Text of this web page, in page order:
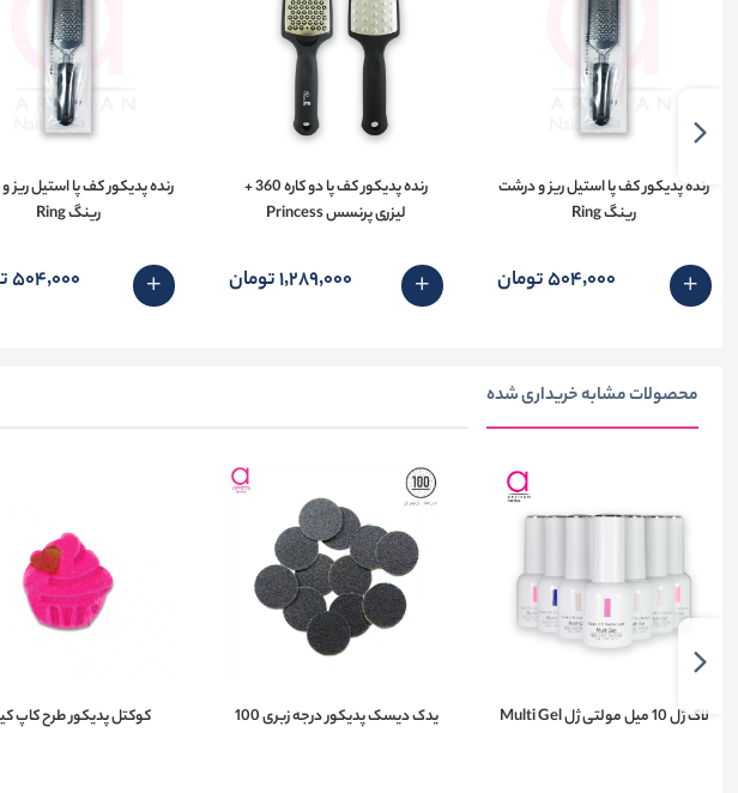
رنده پدیکور کف پا استیل ریز و درشت
رینگ Ring
504٬000 تومان
رنده پدیکور کف پا دو کاره 360 +
لیزری پرنسس Princess
1٬289٬000 تومان
رنده پدیکور کف پا استیل
رینگ Ring
504٬000 تومان
محصولات مشابه خریداری شده
لاک ژل 10 میل مولتی ژل Multi Gel یدک دیسک پدیکور درجه زبری 100 کوکتل پدیکور طرح کاپ